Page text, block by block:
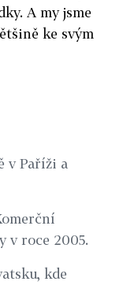
A my jsme
ke svým
v Paříži a
v roce 2005.
kde